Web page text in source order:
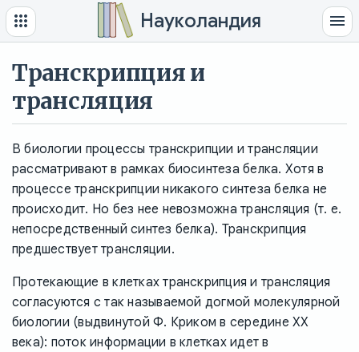
Науколандия
Транскрипция и
трансляция
В биологии процессы транскрипции и трансляции
рассматривают в рамках биосинтеза белка. Хотя в
процессе транскрипции никакого синтеза белка не
происходит. Но без нее невозможна трансляция (т. е.
непосредственный синтез белка). Транскрипция
предшествует трансляции.
Протекающие в клетках транскрипция и трансляция
согласуются с так называемой догмой молекулярной
биологии (выдвинутой Ф. Криком в середине XX
века): поток информации в клетках идет в